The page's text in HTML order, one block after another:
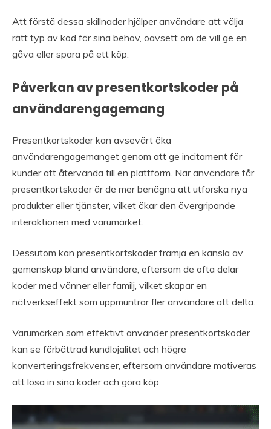
Att förstå dessa skillnader hjälper användare att välja
rätt typ av kod för sina behov, oavsett om de vill ge en
gåva eller spara på ett köp.
Påverkan av presentkortskoder på
användarengagemang
Presentkortskoder kan avsevärt öka
användarengagemanget genom att ge incitament för
kunder att återvända till en plattform. När användare får
presentkortskoder är de mer benägna att utforska nya
produkter eller tjänster, vilket ökar den övergripande
interaktionen med varumärket.
Dessutom kan presentkortskoder främja en känsla av
gemenskap bland användare, eftersom de ofta delar
koder med vänner eller familj, vilket skapar en
nätverkseffekt som uppmuntrar fler användare att delta.
Varumärken som effektivt använder presentkortskoder
kan se förbättrad kundlojalitet och högre
konverteringsfrekvenser, eftersom användare motiveras
att lösa in sina koder och göra köp.